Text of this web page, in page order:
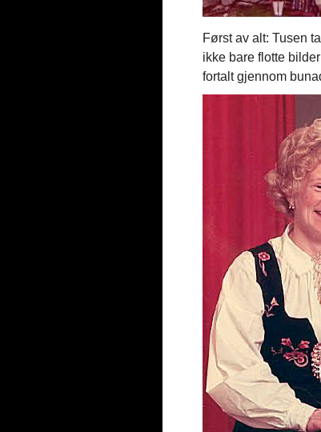
Først av alt: Tusen
ikke bare flotte
fortalt gjennom